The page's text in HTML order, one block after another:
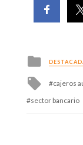
Posted
in
Tagged
with
cajeros
sector bancario